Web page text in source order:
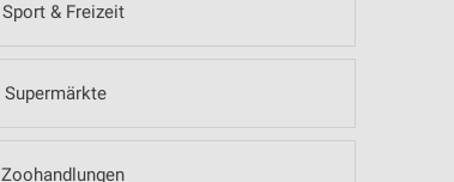
Sport & Freizeit
Supermärkte
Zoohandlungen